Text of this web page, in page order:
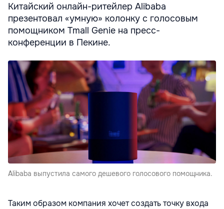
Китайский онлайн-ритейлер Alibaba
презентовал «умную» колонку с голосовым
помощником Tmall Genie на пресс-
конференции в Пекине.
Alibaba выпустила самого дешевого голосового помощника.
Таким образом компания хочет создать точку входа